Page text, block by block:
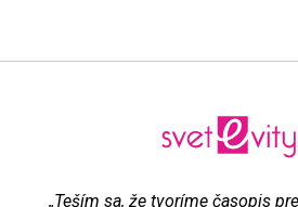
„Teším sa, že tvoríme časopis